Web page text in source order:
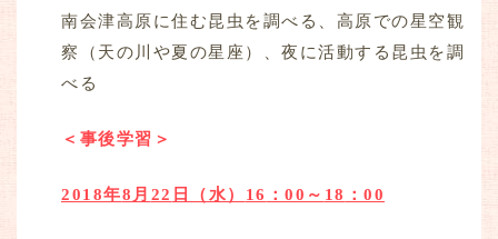
南会津高原に住む昆虫を調べる、高原での星空観
察（天の川や夏の星座）、夜に活動する昆虫を調
べる
＜事後学習＞
2018年8 月 22 日（水） 16 ： 00 ～ 18 ： 00